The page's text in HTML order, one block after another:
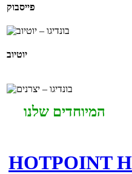
פייסבוק
יוטיוב
המיוחדים שלנו
HOTPOINT